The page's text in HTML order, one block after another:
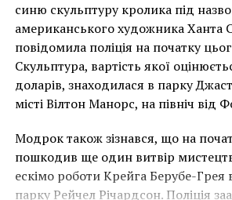
колоссального
вкуса.
накинеться на упаковку чіпсів –
має ознаки вуличного художника
Лоустофті на східному узбережжі
року. (Фото Джастіна Талліса / AFP)
В інтерв’ю “Таймс” пан Куттс
“Спочатку це було
неймовірно, але
розвитком
синю скульптуру кролика під
американського художника Ханта
повідомила поліція на початку
Скульптура, вартість якої
доларів, знаходилася в парку
місті Вілтон Манорс, на північ від
Модрок також зізнався, що на
пошкодив ще один витвір
ескімо роботи Крейга Берубе-Грея
парку Рейчел Річардсон. Поліція